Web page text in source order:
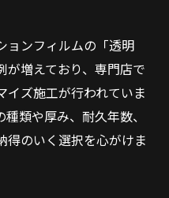
ンスと長持ちのコツ
のメリットを紹介
その効果を解説
カスタムの両立術
タムを実現する方法
ムによる個性表現の
ョンフィルムの「透明
が増えており、専門店で
イズ施工が行われていま
類や厚み、耐久年数、
得のいく選択を心がけま